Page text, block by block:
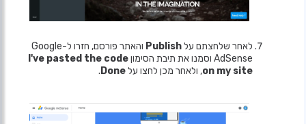
לאחר שלחצתם עלPublish
והאתר פורסם, חזרו ל-Google
AdSense וסמנו את תיבת הסימון
I've pasted the code
on my site, ולאחר מכן לחצו עלDone
.